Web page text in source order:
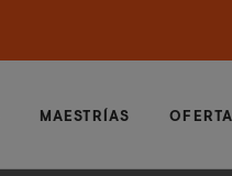
MAESTRÍAS